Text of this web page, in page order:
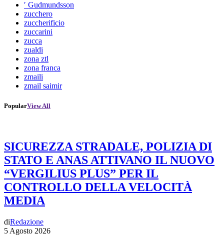
′ Gudmundsson
zucchero
zuccherificio
zuccarini
zucca
zualdi
zona ztl
zona franca
zmaili
zmail saimir
PopularView All
SICUREZZA STRADALE, POLIZIA DI
STATO E ANAS ATTIVANO IL NUOVO
“VERGILIUS PLUS” PER IL
CONTROLLO DELLA VELOCITÀ
MEDIA
diRedazione
5 Agosto 2026